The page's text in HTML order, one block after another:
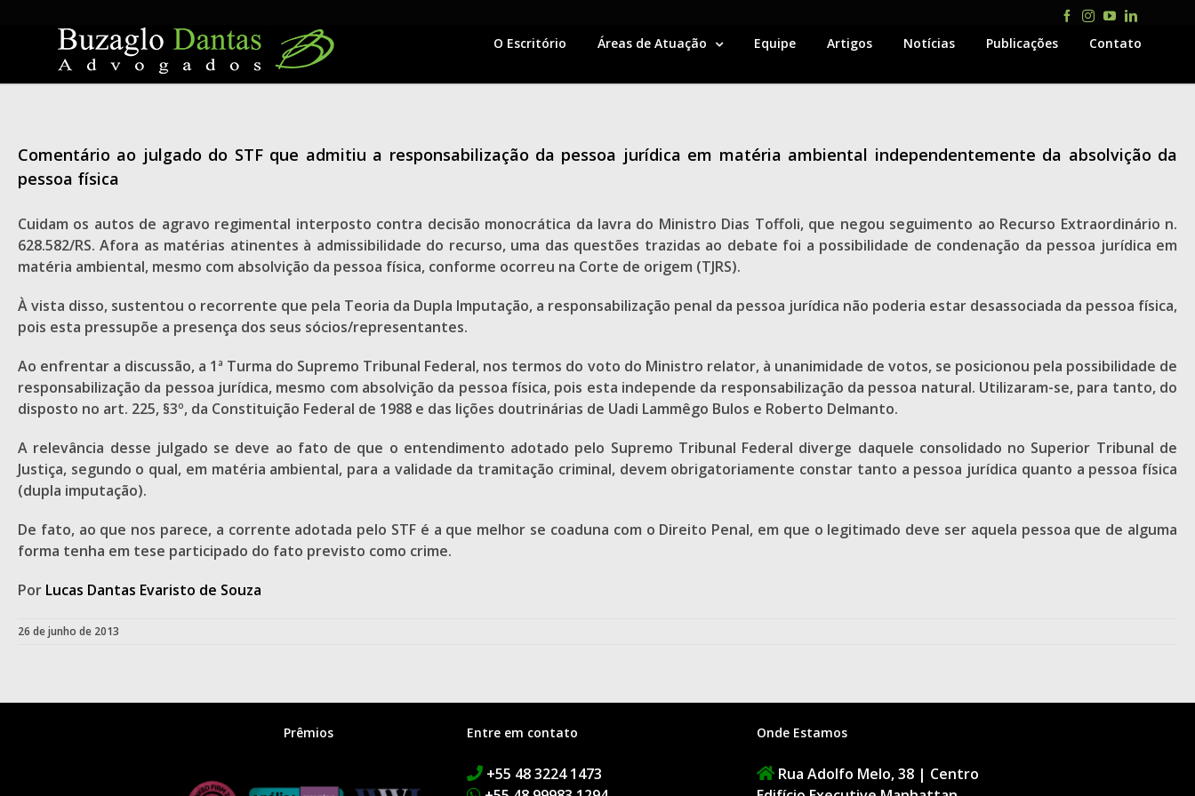
Facebook
Instagram
YouTubeLinkedIn
O Escritório Áreas de Atuação Equipe Artigos Notícias Publicações Contato
Comentário ao julgado do STF que admitiu a responsabilização da pessoa jurídica em matéria ambiental independentemente da absolvição da
pessoa física
Cuidam os autos de agravo regimental interposto contra decisão monocrática da lavra do Ministro Dias Toffoli, que negou seguimento ao Recurso Extraordinário n.
628.582/RS. Afora as matérias atinentes à admissibilidade do recurso, uma das questões trazidas ao debate foi a possibilidade de condenação da pessoa jurídica em
matéria ambiental, mesmo com absolvição da pessoa física, conforme ocorreu na Corte de origem (TJRS).
À vista disso, sustentou o recorrente que pela Teoria da Dupla Imputação, a responsabilização penal da pessoa jurídica não poderia estar desassociada da pessoa física,
pois esta pressupõe a presença dos seus sócios/representantes.
Ao enfrentar a discussão, a 1ª Turma do Supremo Tribunal Federal, nos termos do voto do Ministro relator, à unanimidade de votos, se posicionou pela possibilidade de
responsabilização da pessoa jurídica, mesmo com absolvição da pessoa física, pois esta independe da responsabilização da pessoa natural. Utilizaram-se, para tanto, do
disposto no art. 225, §3º, da Constituição Federal de 1988 e das lições doutrinárias de Uadi Lammêgo Bulos e Roberto Delmanto.
A relevância desse julgado se deve ao fato de que o entendimento adotado pelo Supremo Tribunal Federal diverge daquele consolidado no Superior Tribunal de
Justiça, segundo o qual, em matéria ambiental, para a validade da tramitação criminal, devem obrigatoriamente constar tanto a pessoa jurídica quanto a pessoa física
(dupla imputação).
De fato, ao que nos parece, a corrente adotada pelo STF é a que melhor se coaduna com o Direito Penal, em que o legitimado deve ser aquela pessoa que de alguma
forma tenha em tese participado do fato previsto como crime.
Por Lucas Dantas Evaristo de Souza
26 de junho de 2013
Prêmios Entre em contato
+55 48 3224 1473
Onde Estamos
Rua Adolfo Melo, 38 | Centro